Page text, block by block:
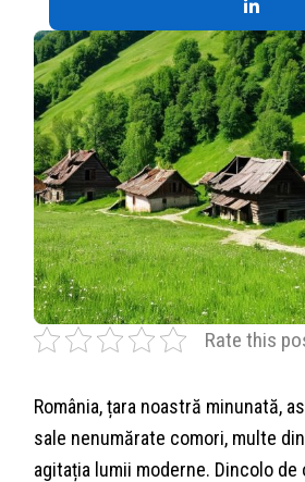
Rate this
România, țara noastră minunată,
sale nenumărate comori, multe
agitația lumii moderne. Dincolo